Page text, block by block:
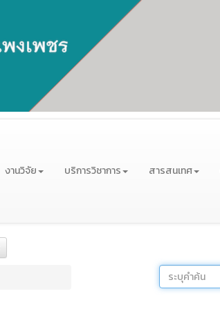
งานวิจัย บริการวิชาการ สารสนเทศ